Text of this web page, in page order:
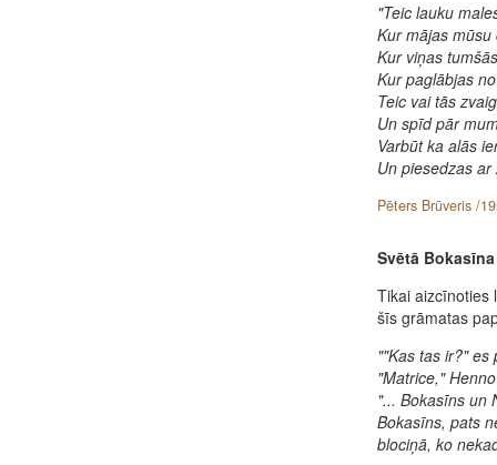
"Teic lauku
Kur mājas
Kur viņas
Kur paglābjas
Teic vai tās
Un spīd pār
Varbūt ka alās
Un piesedzas ar
Pēters Brūveris /
Svētā
Tikai aizcīnoties
šīs grāmatas
""Kas tas ir?" es
"Matrice,"
"... Bokasīns un
Bokasīns, pats
blociņā, ko